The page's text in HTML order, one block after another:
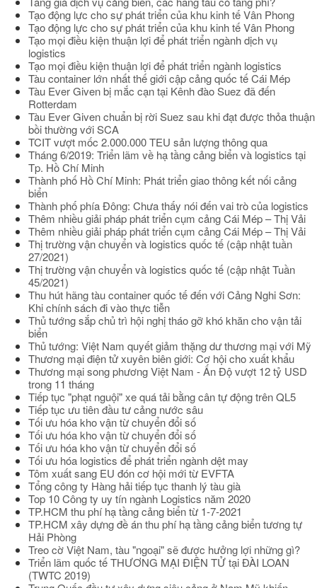
Tạo động lực cho sự phát triển của khu kinh tế Vân Phong
Tạo động lực cho sự phát triển của khu kinh tế Vân Phong
Tạo mọi điều kiện thuận lợi để phát triển ngành dịch vụ
logistics
Tạo mọi điều kiện thuận lợi để phát triển ngành logistics
Tàu container lớn nhất thế giới cập cảng quốc tế Cái Mép
Tàu Ever Given bị mắc cạn tại Kênh đào Suez đã đến
Rotterdam
Tàu Ever Given chuẩn bị rời Suez sau khi đạt được thỏa thuận
bồi thường với SCA
TCIT vượt mốc 2.000.000 TEU sản lượng thông qua
Tháng 6/2019: Triển lãm về hạ tầng cảng biển và logistics tại
Tp. Hồ Chí Minh
Thành phố Hồ Chí Minh: Phát triển giao thông kết nối cảng
biển
Thành phố phía Đông: Chưa thấy nói đến vai trò của logistics
Thêm nhiều giải pháp phát triển cụm cảng Cái Mép – Thị Vải
Thêm nhiều giải pháp phát triển cụm cảng Cái Mép – Thị Vải
Thị trường vận chuyển và logistics quốc tế (cập nhật tuần
27/2021)
Thị trường vận chuyển và logistics quốc tế (cập nhật Tuần
45/2021)
Thu hút hãng tàu container quốc tế đến với Cảng Nghi Sơn:
Khi chính sách đi vào thực tiễn
Thủ tướng sắp chủ trì hội nghị tháo gỡ khó khăn cho vận tải
biển
Thủ tướng: Việt Nam quyết giảm thặng dư thương mại với Mỹ
Thương mại điện tử xuyên biên giới: Cơ hội cho xuất khẩu
Thương mại song phương Việt Nam - Ấn Độ vượt 12 tỷ USD
trong 11 tháng
Tiếp tục "phạt nguội" xe quá tải bằng cân tự động trên QL5
Tiếp tục ưu tiên đầu tư cảng nước sâu
Tối ưu hóa kho vận từ chuyển đổi số
Tối ưu hóa kho vận từ chuyển đổi số
Tối ưu hóa kho vận từ chuyển đổi số
Tối ưu hóa logistics để phát triển ngành dệt may
Tôm xuất sang EU đón cơ hội mới từ EVFTA
Tổng công ty Hàng hải tiếp tục thanh lý tàu già
Top 10 Công ty uy tín ngành Logistics năm 2020
TP.HCM thu phí hạ tầng cảng biển từ 1-7-2021
TP.HCM xây dựng đề án thu phí hạ tầng cảng biển tương tự
Hải Phòng
Treo cờ Việt Nam, tàu "ngoại" sẽ được hưởng lợi những gì?
Triển lãm quốc tế THƯƠNG MẠI ĐIỆN TỬ tại ĐÀI LOAN
(TWTC 2019)